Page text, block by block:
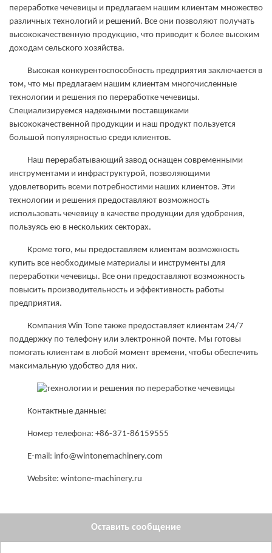
переработке чечевицы и предлагаем нашим клиентам множество
различных технологий и решений. Все они позволяют получать
высококачественную продукцию, что приводит к более высоким
доходам сельского хозяйства.
Высокая конкурентоспособность предприятия заключается в
том, что мы предлагаем нашим клиентам многочисленные
технологии и решения по переработке чечевицы.
Специализируемся надежными поставщиками
высококачественной продукции и наш продукт пользуется
большой популярностью среди клиентов.
Наш перерабатывающий завод оснащен современными
инструментами и инфраструктурой, позволяющими
удовлетворить всеми потребностими наших клиентов. Эти
технологии и решения предоставляют возможность
использовать чечевицу в качестве продукции для удобрения,
пользуясь ею в нескольких секторах.
Кроме того, мы предоставляем клиентам возможность
купить все необходимые материалы и инструменты для
переработки чечевицы. Все они предоставляют возможность
повысить производительность и эффективность работы
предприятия.
Компания Win Tone также предоставляет клиентам 24/7
поддержку по телефону или электронной почте. Мы готовы
помогать клиентам в любой момент времени, чтобы обеспечить
максимальную удобство для них.
Контактные данные:
Номер телефона: +86-371-86159555
E-mail: info@wintonemachinery.com
Website: wintone-machinery.ru
Оставить сообщение